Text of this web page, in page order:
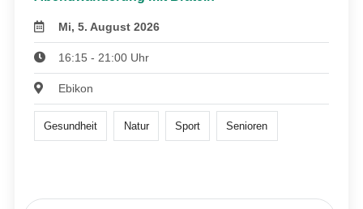
Mi, 5. August 2026
16:15 - 21:00 Uhr
Ebikon
Gesundheit Natur Sport Senioren